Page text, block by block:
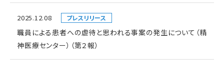
2025.12.08 プレスリリース
職員による患者への虐待と思われる事案の発生について（精
神医療センター）（第２報）